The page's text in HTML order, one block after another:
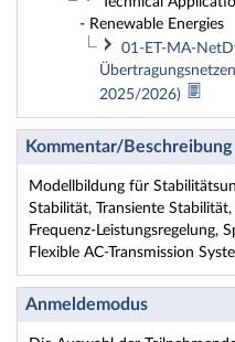
- Renewable Energies
01-ET-MA-
2025/2026)
Kommentar/Beschreibung
Modellbildung für
Stabilität, Transiente
Frequenz-Leistungsregelung,
Flexible AC-Transmission
Anmeldemodus